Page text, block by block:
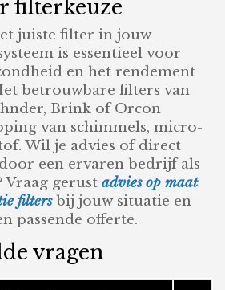
filterkeuze
juiste filter in jouw
is essentieel voor
en het rendement
betrouwbare filters van
Brink of Orcon
van schimmels, micro-
Wil je advies of direct
een ervaren bedrijf als
Vraag gerustadvies op maat
filtersbij jouw situatie en
passende offerte.
vragen